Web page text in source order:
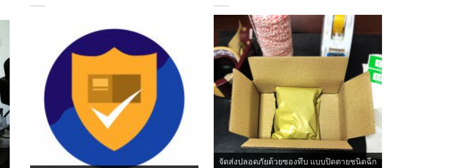
จัดส่งปลอดภัยด้วยซองทึบ แบบปิดตายชนิดฉีก